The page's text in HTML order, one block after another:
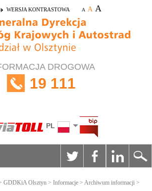
WERSJA KONTRASTOWA A A A
DROGOWA
19 111
PL
GDDKiA Olsztyn > Informacje > Archiwum informacji >